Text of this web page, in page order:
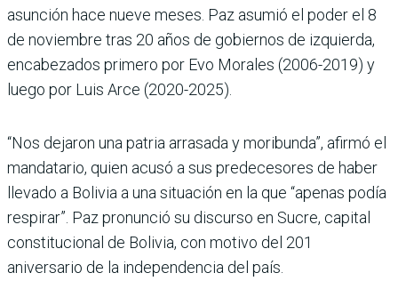
asunción hace nueve meses. Paz asumió el poder el 8
de noviembre tras 20 años de gobiernos de izquierda,
encabezados primero por Evo Morales (2006-2019) y
luego por Luis Arce (2020-2025).
“Nos dejaron una patria arrasada y moribunda”, afirmó el
mandatario, quien acusó a sus predecesores de haber
llevado a Bolivia a una situación en la que “apenas podía
respirar”. Paz pronunció su discurso en Sucre, capital
constitucional de Bolivia, con motivo del 201
aniversario de la independencia del país.